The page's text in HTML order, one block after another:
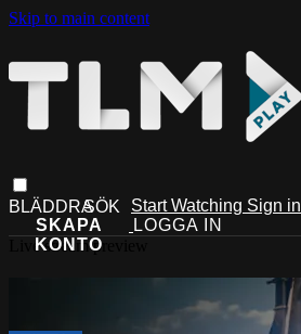
Skip to main content
Start Watching Sign in
Live stream preview